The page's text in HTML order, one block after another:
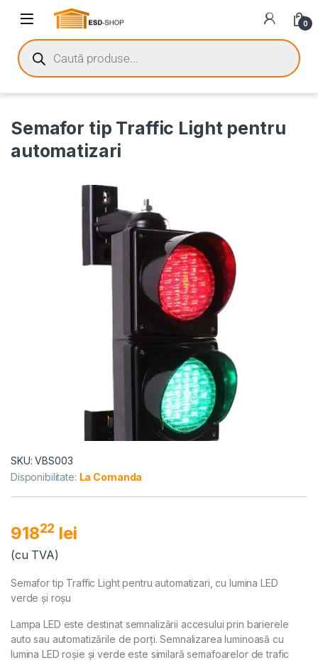
0
Semafor tip Traffic Light pentru
automatizari
SKU: VBS003
Disponibilitate: La Comanda
91822 lei
(cu TVA)
Semafor tip Traffic Light pentru automatizari, cu lumina LED
verde și roșu
Lampa LED este destinat semnalizării accesului prin barierele
auto sau automatizările de porți. Semnalizarea luminoasă cu
lumina LED roșie și verde este similară semafoarelor de trafic